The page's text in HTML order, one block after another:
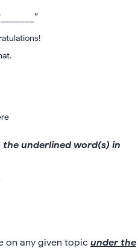
the underlined word(s) in
on any given topic under the